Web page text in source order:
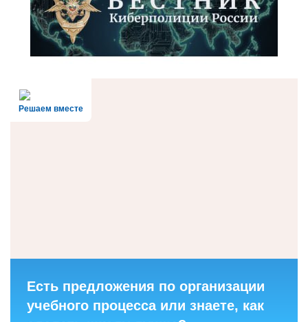
Решаем вместе
Есть предложения по организации
учебного процесса или знаете, как